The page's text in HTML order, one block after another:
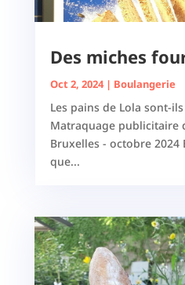
Des miches
Oct 2, 2024| Boulangerie
Les pains de Lola sont-
Matraquage publicitaire
Bruxelles - octobre 2024
que...